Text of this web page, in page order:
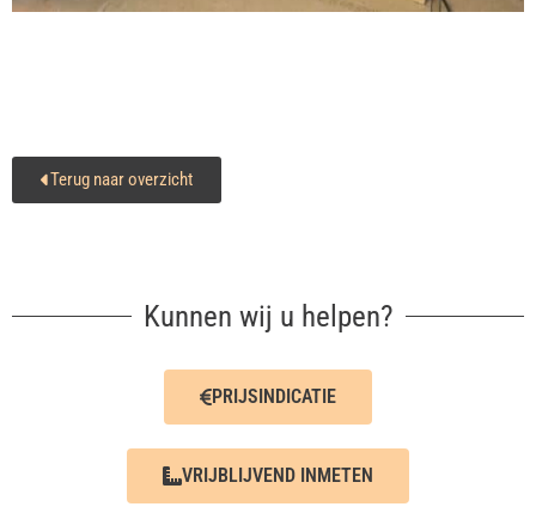
Terug naar overzicht
Kunnen wij u helpen?
PRIJSINDICATIE
VRIJBLIJVEND INMETEN